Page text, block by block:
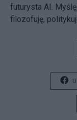
futurysta AI.
filozofuję,